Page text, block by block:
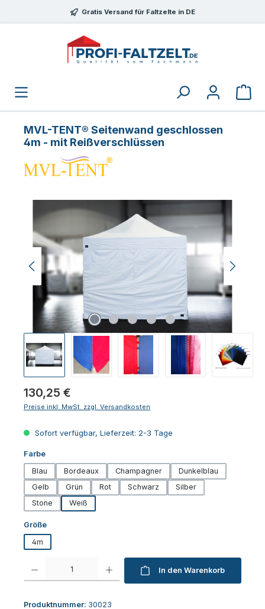
Zum Hauptinhalt springenGratis Versand für Faltzelte in DE
MVL-TENT® Seitenwand geschlossen
4m - mit Reißverschlüssen
Regulärer Preis:
130,25 €
Preise inkl. MwSt. zzgl. Versandkosten
Sofort verfügbar, Lieferzeit: 2-3 Tage
Farbeauswählen
Blau
Bordeaux Champagner
Dunkelblau
Gelb
Grün Rot Schwarz
Silber
Stone
Weiß
Größeauswählen
4m
In den Warenkorb
Produktnummer: 30023